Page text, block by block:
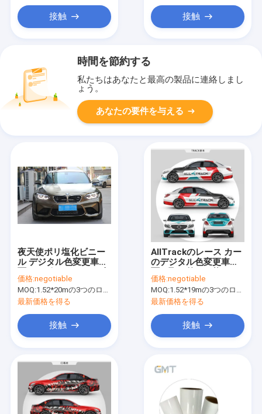
接触 接触
時間を節約する
私たちはあなたと最高の製品に連絡しまし
ょう。
あなたの要件を与える
夜天使ポリ塩化ビニー
ル デジタル色変更車の
の覆い
価格:negotiable
MOQ:1.52*20mの3つのロールを意味する1.52*60m、
最新価格を得る
接触
AllTrackのレース カー
のデジタル色変更車の
SGSはリストした
価格:negotiable
MOQ:1.52*19mの3つのロールを意味する1.52*57m、
最新価格を得る
接触